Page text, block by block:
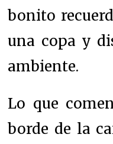
bonito
una copa y
ambiente.
Lo que
borde de la